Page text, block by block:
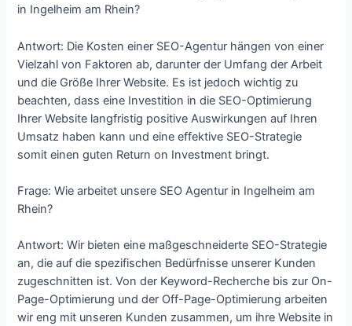
in Ingelheim am Rhein?
Antwort: Die Kosten einer SEO-Agentur hängen von einer
Vielzahl von Faktoren ab, darunter der Umfang der Arbeit
und die Größe Ihrer Website. Es ist jedoch wichtig zu
beachten, dass eine Investition in die SEO-Optimierung
Ihrer Website langfristig positive Auswirkungen auf Ihren
Umsatz haben kann und eine effektive SEO-Strategie
somit einen guten Return on Investment bringt.
Frage: Wie arbeitet unsere SEO Agentur in Ingelheim am
Rhein?
Antwort: Wir bieten eine maßgeschneiderte SEO-Strategie
an, die auf die spezifischen Bedürfnisse unserer Kunden
zugeschnitten ist. Von der Keyword-Recherche bis zur On-
Page-Optimierung und der Off-Page-Optimierung arbeiten
wir eng mit unseren Kunden zusammen, um ihre Website in